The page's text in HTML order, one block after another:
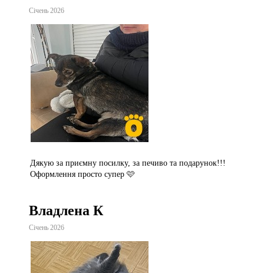
Січень 2026
Дякую за приємну посилку, за печиво та подарунок!!!
Оформлення просто супер 🩷
Владлена К
Січень 2026